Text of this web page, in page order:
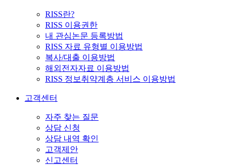
RISS란?
RISS 이용권한
내 관심논문 등록방법
RISS 자료 유형별 이용방법
복사/대출 이용방법
해외전자자료 이용방법
RISS 정보취약계층 서비스 이용방법
고객센터
자주 찾는 질문
상담 신청
상담 내역 확인
고객제안
신고센터